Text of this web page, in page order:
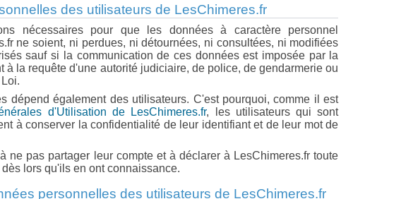
des utilisateurs de LesChimeres.fr
nécessaires pour que les données à caractère personnel
ne soient, ni perdues, ni détournées, ni consultées, ni modifiées
sauf si la communication de ces données est imposée par la
à la requête d'une autorité judiciaire, de police, de gendarmerie ou
dépend également des utilisateurs. C'est pourquoi, comme il est
d'Utilisation de LesChimeres.fr, les utilisateurs qui sont
à conserver la confidentialité de leur identifiant et de leur mot de
ne pas partager leur compte et à déclarer à LesChimeres.fr toute
lors qu'ils en ont connaissance.
personnelles des utilisateurs de LesChimeres.fr